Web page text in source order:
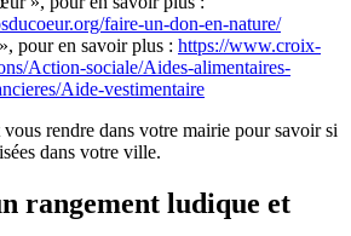
faire-un-don-en-nature/
pour en savoir plus : https://www.croix-
Action-sociale/Aides-alimentaires-
Aide-vestimentaire
rendre dans votre mairie pour savoir si
dans votre ville.
rangement ludique et